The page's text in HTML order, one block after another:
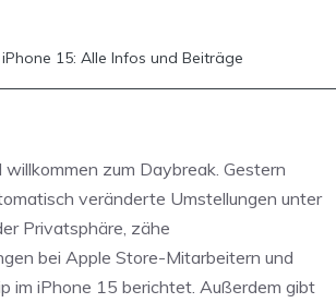
iPhone 15: Alle Infos und Beiträge
willkommen zum Daybreak. Gestern
veränderte Umstellungen unter
Privatsphäre, zähe
bei Apple Store-Mitarbeitern und
im iPhone 15 berichtet. Außerdem gibt